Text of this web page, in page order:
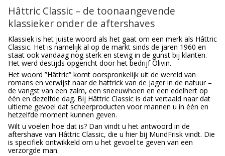
Hâttric Classic – de toonaangevende
klassieker onder de aftershaves
Klassiek is het juiste woord als het gaat om een merk als Hâttric
Classic. Het is namelijk al op de markt sinds de jaren 1960 en
staat ook vandaag nog sterk en stevig in de gunst bij klanten.
Het werd destijds opgericht door het bedrijf Olivin.
Het woord ”Hâttric” komt oorspronkelijk uit de wereld van
romans en verwijst naar de hattrick van de jager in de natuur –
de vangst van een zalm, een sneeuwhoen en een edelhert op
één en dezelfde dag. Bij Hâttric Classic is dat vertaald naar dat
ultieme gevoel dat scheerproducten voor mannen u in één en
hetzelfde moment kunnen geven.
Wilt u voelen hoe dat is? Dan vindt u het antwoord in de
aftershave van Hâttric Classic, die u hier bij MundFrisk vindt. Die
is specifiek ontwikkeld om u het gevoel te geven van een
verzorgde man.